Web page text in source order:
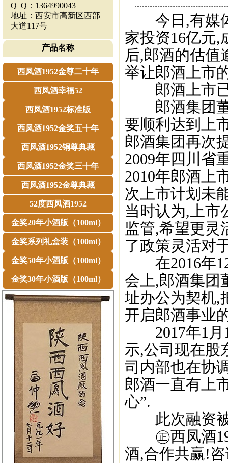
Q Q：1364990043
地址：西安市高新区西部
大道117号
产品名称
西凤酒1952金尊二十年
西凤酒幸福52
西凤酒1952标准版
西凤酒1952金奖五十年
西凤酒1952铜尊典藏
西凤酒1952金奖三十年
西凤酒1952金尊典藏
52度西凤酒1952
金奖20年小酒版（100ml）
金奖系列礼盒装（100ml）
金奖50年小酒版（100ml）
金奖30年小酒版（100ml）
今日,有媒体
家投资16亿元,
后,郎酒的估值
举让郎酒上市
郎酒上市已
郎酒集团董
要顺利达到上
郎酒集团再次
2009年四川省
2010年郎酒上
次上市计划未
当时认为,上市
监管,希望更灵
了政策灵活对
在2016年12
会上,郎酒集团
址办公为契机,
开启郎酒事业
2017年1月
示,公司现在股
司内部也在协
郎酒一直有上
心”.
此次融资被
㊣西凤酒
酒,合作共赢!咨